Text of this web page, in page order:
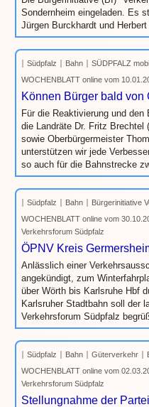
Sondernheim eingeladen. Es
Jürgen Burckhardt und
Südpfalz Bahn
SÜDPFALZ
WOCHENBLATT online vom
Können Bürger bald von
Für die Reaktivierung und
die Landräte Dr. Fritz
sowie Oberbürgermeister
unterstützen wir jede
so auch für die Bahnstrecke
Südpfalz Bahn
Bürgerinitiative
WOCHENBLATT online vom
Verkehrsforum Südpfalz
ÖPNV Kreis
Anlässlich einer
angekündigt, zum
über Wörth bis Karlsruhe Hbf
Karlsruher Stadtbahn soll der
Verkehrsforum Südpfalz
Südpfalz Bahn Güterverkehr
WOCHENBLATT online vom
Verkehrsforum Südpfalz
Stellungnahme der